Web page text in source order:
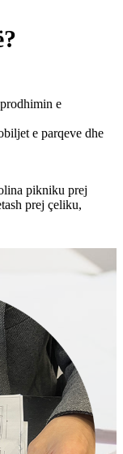
e
e parqeve dhe
pikniku prej
prej çeliku,